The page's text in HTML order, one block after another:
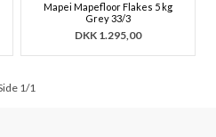
Mapei Mapefloor Flakes 5 kg
Grey 33/3
DKK 1.295,00
1/1